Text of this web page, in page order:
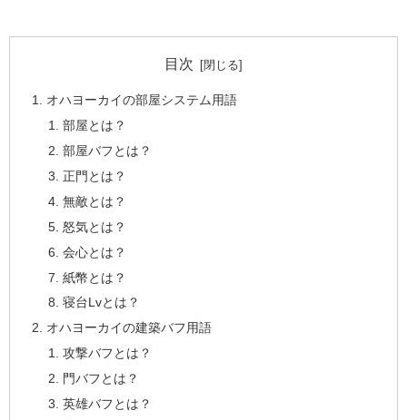
目次
オハヨーカイの部屋システム用語
部屋とは？
部屋バフとは？
正門とは？
無敵とは？
怒気とは？
会心とは？
紙幣とは？
寝台Lvとは？
オハヨーカイの建築バフ用語
攻撃バフとは？
門バフとは？
英雄バフとは？